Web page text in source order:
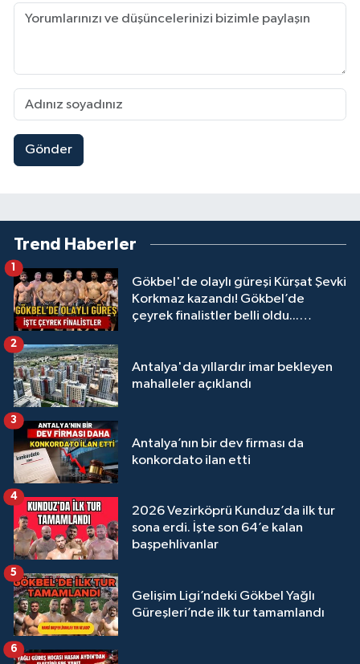
Gönder
Trend Haberler
Gökbel'de olaylı güreşi Kürşat Şevki
Korkmaz kazandı! Gökbel’de
çeyrek finalistler belli oldu...
1
Antalya'da yıllardır imar bekleyen
mahalleler açıklandı
2
Antalya’nın bir dev firması da
konkordato ilan etti
3
2026 Vezirköprü Kunduz’da ilk tur
sona erdi. İşte son 64’e kalan
başpehlivanlar
4
Gelişim Ligi’ndeki Gökbel Yağlı
Güreşleri’nde ilk tur tamamlandı
5
6